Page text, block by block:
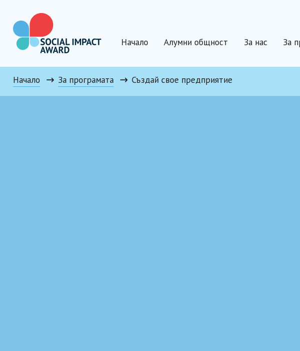
съдържанието
Начало Алумни общност За нас За
Начало За програмата Създай свое предприятие